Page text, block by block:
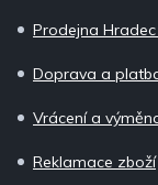
Prodejna
Doprava a
Vrácení a
Reklamace zboží